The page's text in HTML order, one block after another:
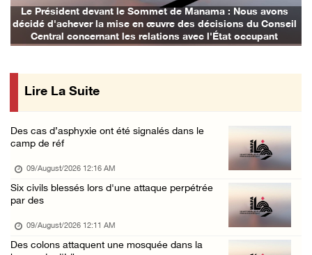
L’occupation installe un poste de contrôle m ...
08/August/2026 09:45 AM
Le Président devant le Sommet de Manama : Nous avons
décidé d'achever la mise en œuvre des décisions du Conseil
Central concernant les relations avec l'État occupant
Lire La Suite
Des cas d’asphyxie ont été signalés dans le
camp de réf
09/August/2026 12:16 AM
Six civils blessés lors d'une attaque perpétrée
par des
09/August/2026 12:11 AM
Des colons attaquent une mosquée dans la